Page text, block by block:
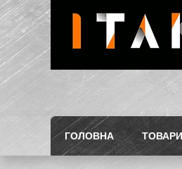
ГОЛОВНА